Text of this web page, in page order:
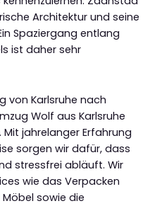
Architektur und seine
Spaziergang entlang
ist daher sehr
von Karlsruhe nach
Wolf aus Karlsruhe
jahrelanger Erfahrung
sorgen wir dafür, dass
stressfrei abläuft. Wir
wie das Verpacken
sowie die